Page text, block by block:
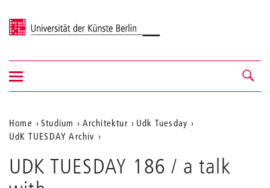
Universität der Künste Berlin
Navigation &
Suche
Navigation
ein-/ausblenden
Aktuelle
Position
auf
der
Home Studium Architektur
Udk Tuesday
UdK TUESDAY Archiv
UDK TUESDAY 186 / a talk